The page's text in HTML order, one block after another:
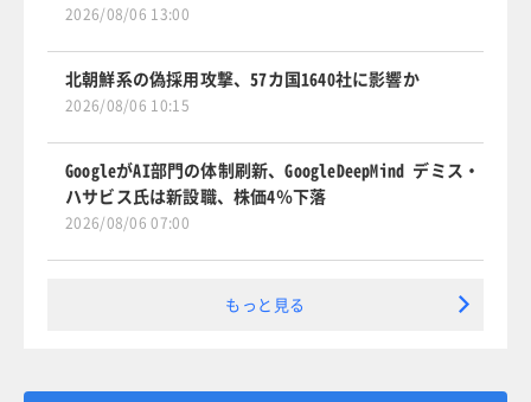
2026/08/06 13:00
北朝鮮系の偽採用攻撃、57カ国1640社に影響か
2026/08/06 10:15
GoogleがAI部門の体制刷新、GoogleDeepMind デミス・
ハサビス氏は新設職、株価4％下落
2026/08/06 07:00
もっと見る